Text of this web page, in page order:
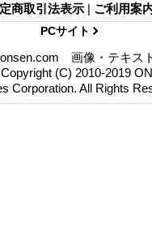
商取引法表示 | ご利用案
PCサイト
画像・テキス
(C) 2010-2019
Corporation. All Rights